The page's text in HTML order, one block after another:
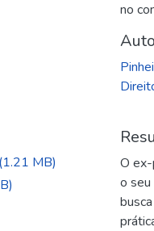
(1.21 MB)
no
O
o